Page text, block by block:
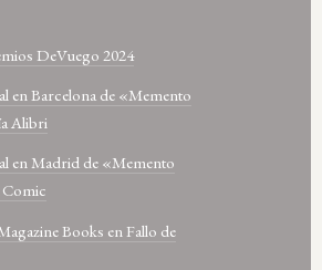
DeVuego 2024
en Barcelona de «Memento
Alibri
en Madrid de «Memento
Books en Fallo de